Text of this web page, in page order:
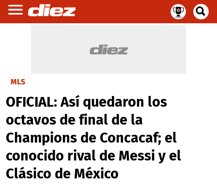
MLS
OFICIAL: Así quedaron los
octavos de final de la
Champions de Concacaf; el
conocido rival de Messi y el
Clásico de México